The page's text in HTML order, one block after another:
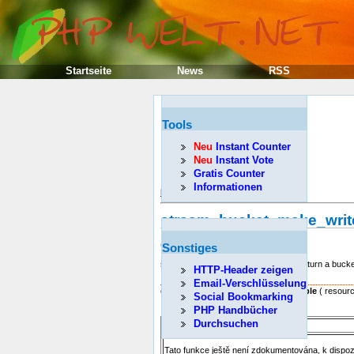
Předcházející
(PHP 5)
stream_bucket_make_writeable -- Return a
Popis
object stream_bucket_make_writeable (
Tato funkce ještě není zdokumentována, k
Tools
Neu Instant Counter
Neu Instant Vote
Gratis Counter
Informationen
Sonstiges
HTTP-Header zeigen
Email-Verschlüsselung
Social Bookmarking
PHP Handbücher
Durchsuchen
Startseite News RSS